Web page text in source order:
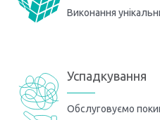
Виконання
Успадкування
Обслуговуємо